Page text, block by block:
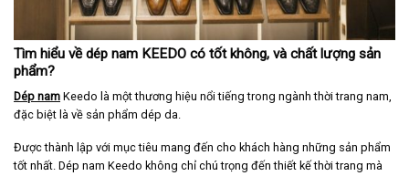
Tìm hiểu về dép nam KEEDO có tốt không, và chất lượng sản
phẩm?
Dép nam Keedo là một thương hiệu nổi tiếng trong ngành thời trang nam,
đặc biệt là về sản phẩm dép da.
Được thành lập với mục tiêu mang đến cho khách hàng những sản phẩm
tốt nhất. Dép nam Keedo không chỉ chú trọng đến thiết kế thời trang mà